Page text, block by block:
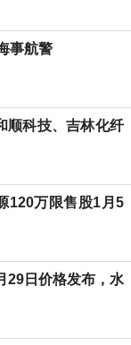
事航警
顺科技、吉林化纤
120万限售股1月5
29日价格发布，水